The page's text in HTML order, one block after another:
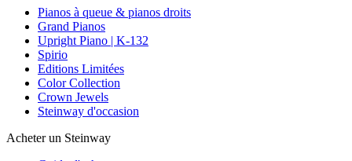
Pianos à queue & pianos droits
Grand Pianos
Upright Piano | K-132
Spirio
Editions Limitées
Color Collection
Crown Jewels
Steinway d'occasion
Acheter un Steinway